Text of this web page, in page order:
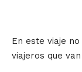
En este viaje
viajeros que